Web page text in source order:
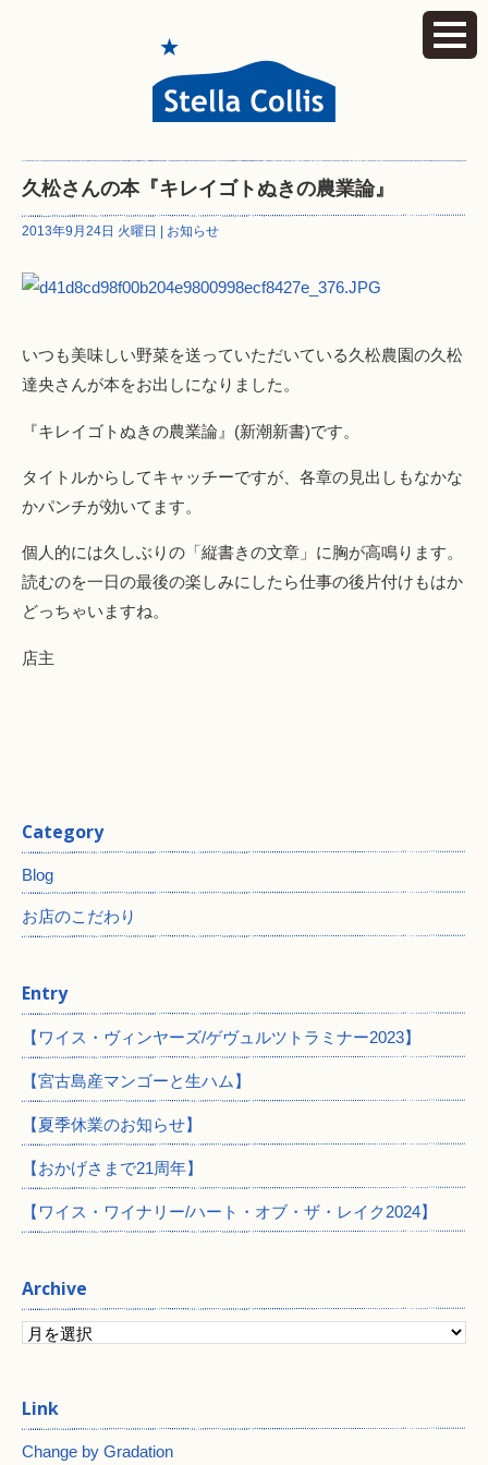
久松さんの本『キレイゴトぬきの農業論』
2013年9月24日 火曜日 | お知らせ
いつも美味しい野菜を送っていただいている久松農園の久松
達央さんが本をお出しになりました。
『キレイゴトぬきの農業論』(新潮新書)です。
タイトルからしてキャッチーですが、各章の見出しもなかな
かパンチが効いてます。
個人的には久しぶりの「縦書きの文章」に胸が高鳴ります。
読むのを一日の最後の楽しみにしたら仕事の後片付けもはか
どっちゃいますね。
店主
Category
Blog
お店のこだわり
Entry
【ワイス・ヴィンヤーズ/ゲヴュルツトラミナー2023】
【宮古島産マンゴーと生ハム】
【夏季休業のお知らせ】
【おかげさまで21周年】
【ワイス・ワイナリー/ハート・オブ・ザ・レイク2024】
Archive
Change by Gradation